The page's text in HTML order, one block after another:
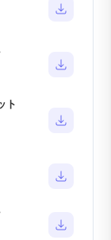
ト